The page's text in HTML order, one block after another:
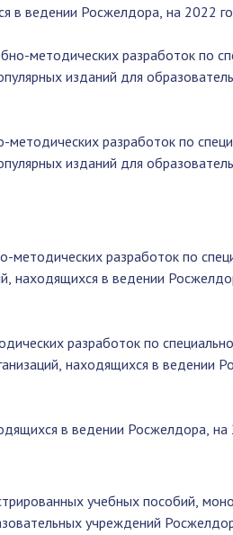
в ведении Росжелдора, на 2022
методических разработок по
изданий для
разработок по
изданий для
методических разработок по
находящихся в ведении
разработок по
находящихся в ведении
в ведении Росжелдора,
учебных пособий,
учреждений